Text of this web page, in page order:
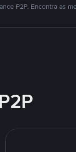
P2P. Encontra as